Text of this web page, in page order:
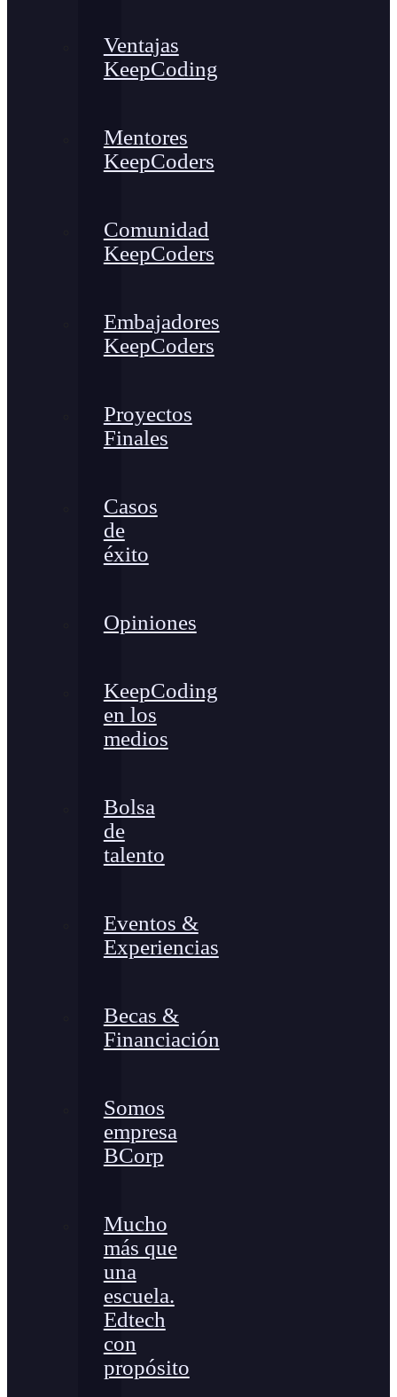
Ventajas
KeepCoding
Mentores
KeepCoders
Comunidad
KeepCoders
Embajadores
KeepCoders
Proyectos
Finales
Casos
de
éxito
Opiniones
KeepCoding
en los
medios
Bolsa
de
talento
Eventos &
Experiencias
Becas &
Financiación
Somos
empresa
BCorp
Mucho
más que
una
escuela.
Edtech
con
propósito